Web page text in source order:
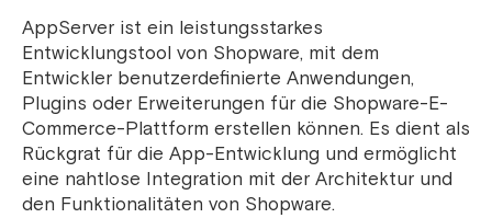
AppServer ist ein leistungsstarkes
Entwicklungstool von Shopware, mit dem
Entwickler benutzerdefinierte Anwendungen,
Plugins oder Erweiterungen für die Shopware-E-
Commerce-Plattform erstellen können. Es dient als
Rückgrat für die App-Entwicklung und ermöglicht
eine nahtlose Integration mit der Architektur und
den Funktionalitäten von Shopware.